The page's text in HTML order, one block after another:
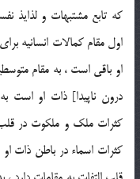
که تابع مشتبهات و لذايذ
اول مقام کمالات انسانيه
او باقي است ، به مقام
درون ناپيدا] ذات او است
کثرات ملک و ملکوت در
کثرات اسماء در باطن ذات